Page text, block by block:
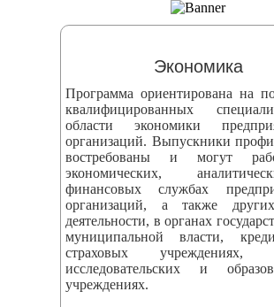
Экономика
Программа ориентирована на
квалифицированных
области экономики
организаций. Выпускники
востребованы и могут
экономических,
финансовых службах
организаций, а также
деятельности, в органах
муниципальной власти,
страховых учреждениях,
исследовательских и
учреждениях.